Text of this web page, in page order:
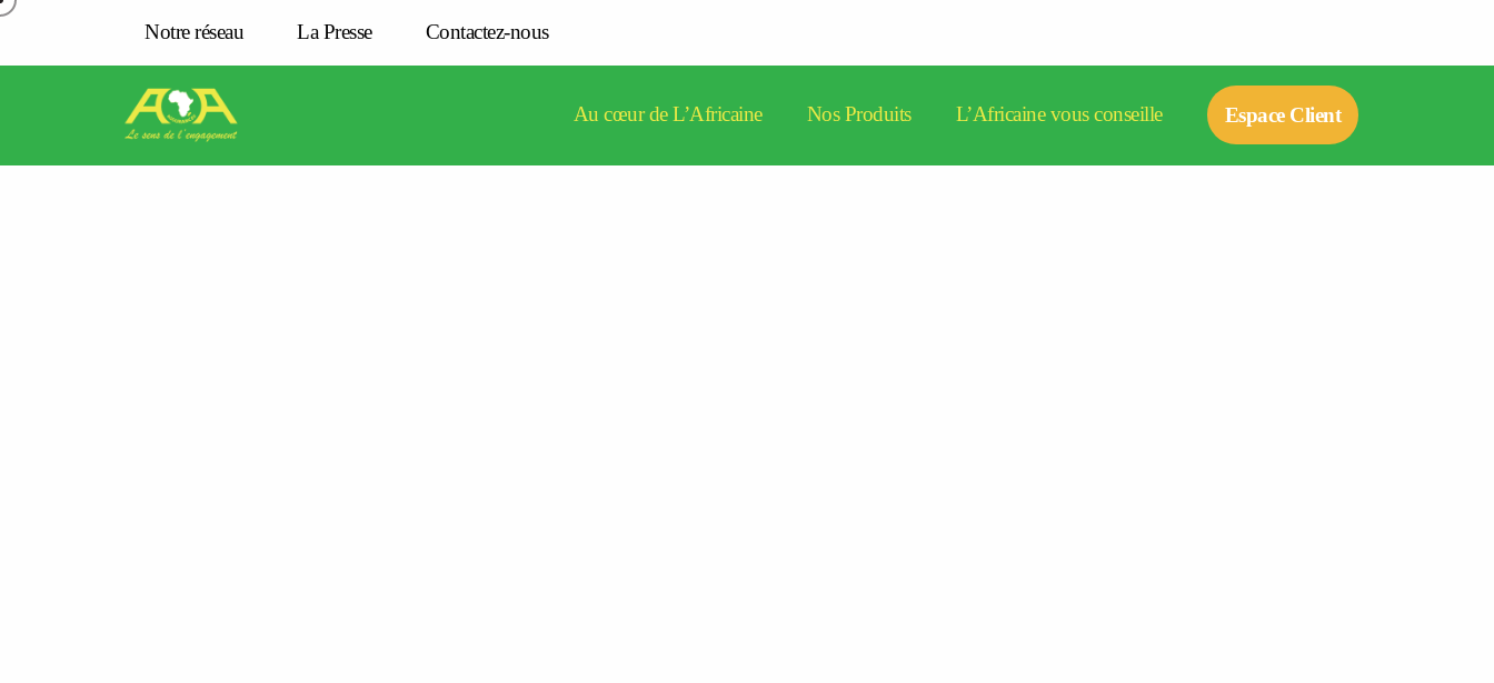
Notre réseau La Presse Contactez-nous
Au cœur de L’Africaine Nos Produits L’Africaine vous conseille Espace Client